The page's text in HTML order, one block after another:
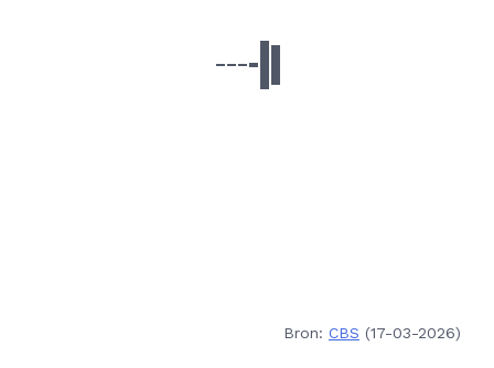
Bron: CBS (17-03-2026)